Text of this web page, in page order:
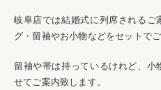
岐阜店では結婚式に列席されるご
グ・留袖やお小物などをセットで
留袖や帯は持っているけれど、
せてご案内致します。